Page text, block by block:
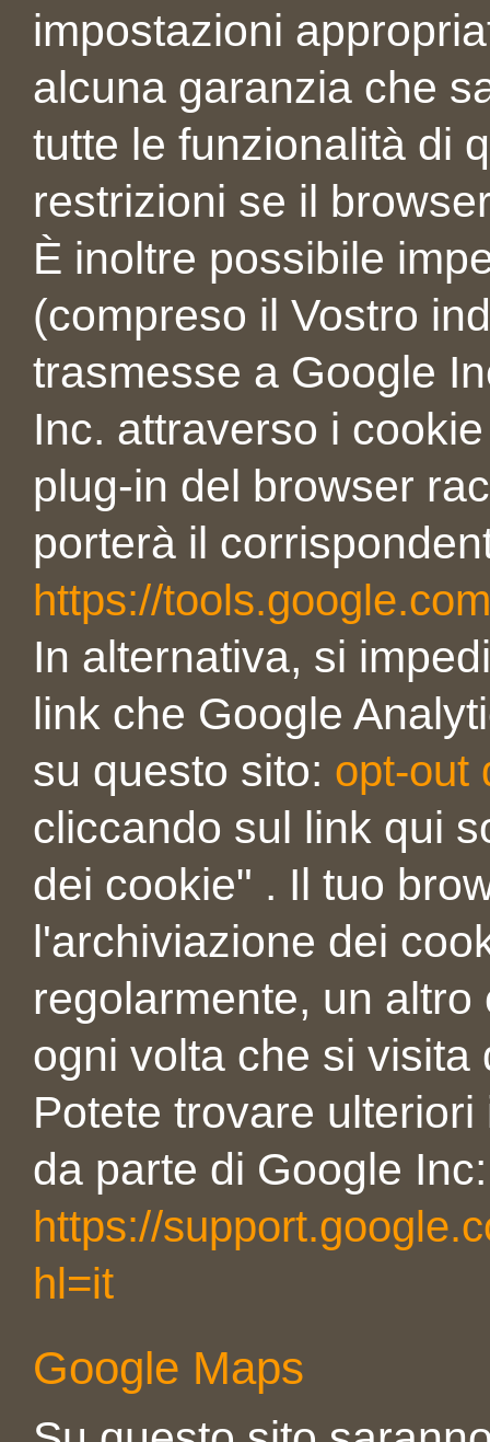
impostazioni
alcuna garanzia che
tutte le funzionalità di
restrizioni se il
È inoltre possibile
(compreso il Vostro
trasmesse a Google
Inc. attraverso i
plug-in del browser
porterà il
https://
In alternativa, si
link che Google
su questo sito: opt-out
cliccando sul link qui
dei cookie" . Il tuo
l'archiviazione dei
regolarmente, un
ogni volta che si visita
Potete trovare
da parte di Google
https://
hl=it
Google Maps